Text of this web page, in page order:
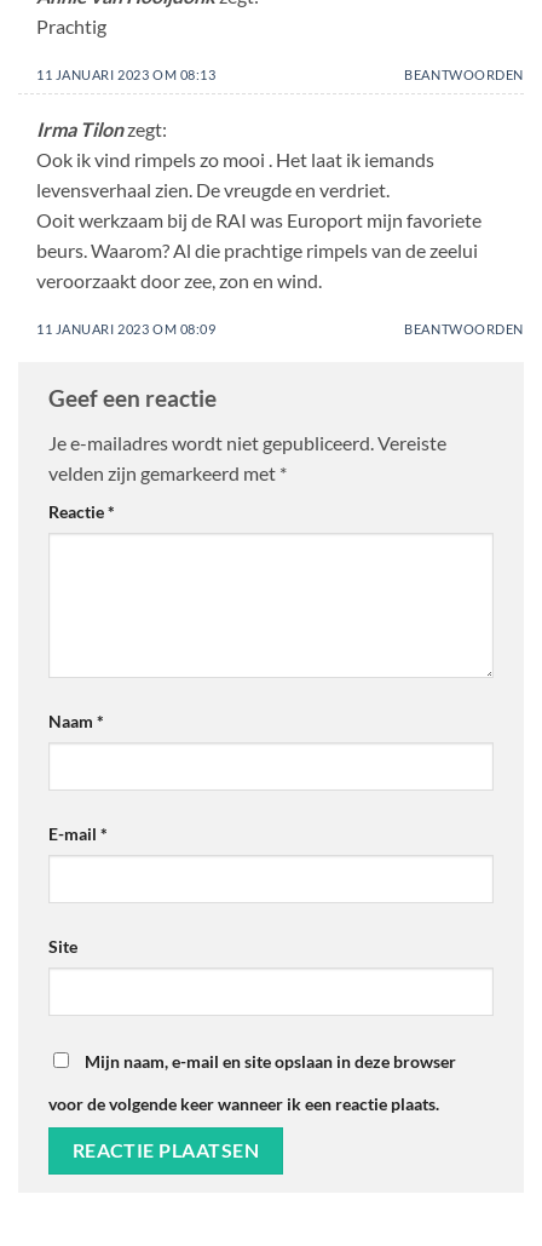
Prachtig
11 JANUARI 2023 OM 08:13 BEANTWOORDEN
Irma Tilonzegt:
Ook ik vind rimpels zo mooi . Het laat ik iemands
levensverhaal zien. De vreugde en verdriet.
Ooit werkzaam bij de RAI was Europort mijn favoriete
beurs. Waarom? Al die prachtige rimpels van de zeelui
veroorzaakt door zee, zon en wind.
11 JANUARI 2023 OM 08:09 BEANTWOORDEN
Geef een reactie
Je e-mailadres wordt niet gepubliceerd.Vereiste
velden zijn gemarkeerd met *
Reactie*
Naam *
E-mail *
Site
Mijn naam, e-mail en site opslaan in deze browser
voor de volgende keer wanneer ik een reactie plaats.